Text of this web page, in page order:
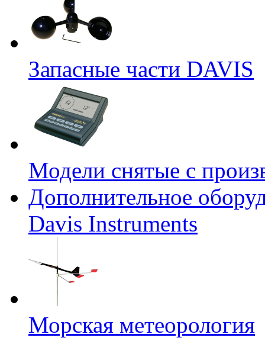
Запасные части DAVIS
Модели снятые с
Дополнительное
Davis Instruments
Морская метеорология